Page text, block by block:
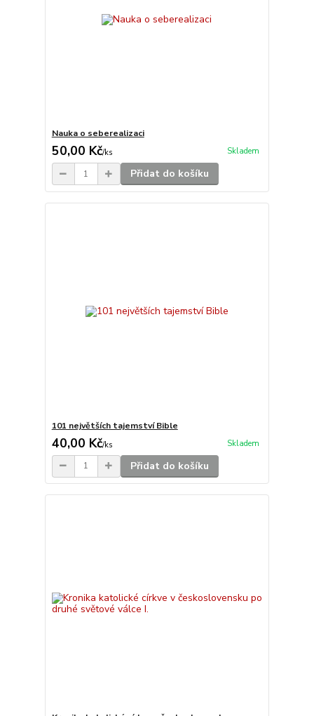
Nauka o seberealizaci
50,00 Kč/ks Skladem
Přidat do košíku
101 největších tajemství Bible
40,00 Kč/ks Skladem
Přidat do košíku